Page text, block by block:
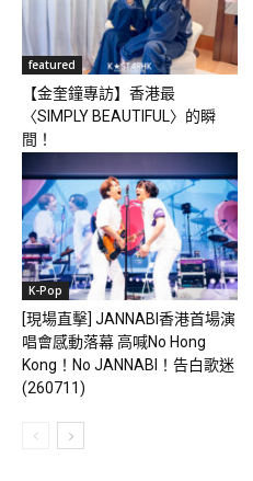
featured
【金奎鐘專訪】香港最
〈SIMPLY BEAUTIFUL〉的瞬
間！
K-Pop
[現場直擊] JANNABI香港首場演
唱會感動落幕 高喊No Hong
Kong！No JANNABI！告白歌迷
(260711)